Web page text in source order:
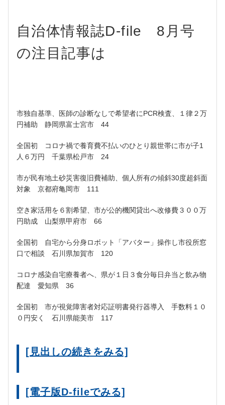
自治体情報誌D-file 8月号
の注目記事は
市独自基準、医師の診断なしで希望者にPCR検査、１律２万
円補助 静岡県富士宮市 44
全国初 コロナ禍で養育費不払いのひとり親世帯に市が子1
人６万円 千葉県松戸市 24
市が民有地土砂災害復旧費補助、個人所有の傾斜30度超斜面
対象 京都府亀岡市 111
空き家活用を６割希望、市が公的機関貸出へ改修費３００万
円助成 山梨県甲府市 66
全国初 自宅から分身ロボット「アバター」操作し市役所窓
口で相談 石川県加賀市 120
コロナ感染自宅療養者へ、県が１日３食分毎日弁当と飲み物
配達 愛知県 36
全国初 市が視覚障害者対応証明書発行器導入 手数料１０
０円安く 石川県能美市 117
[見出しの続きをみる]
[電子版D-fileでみる]